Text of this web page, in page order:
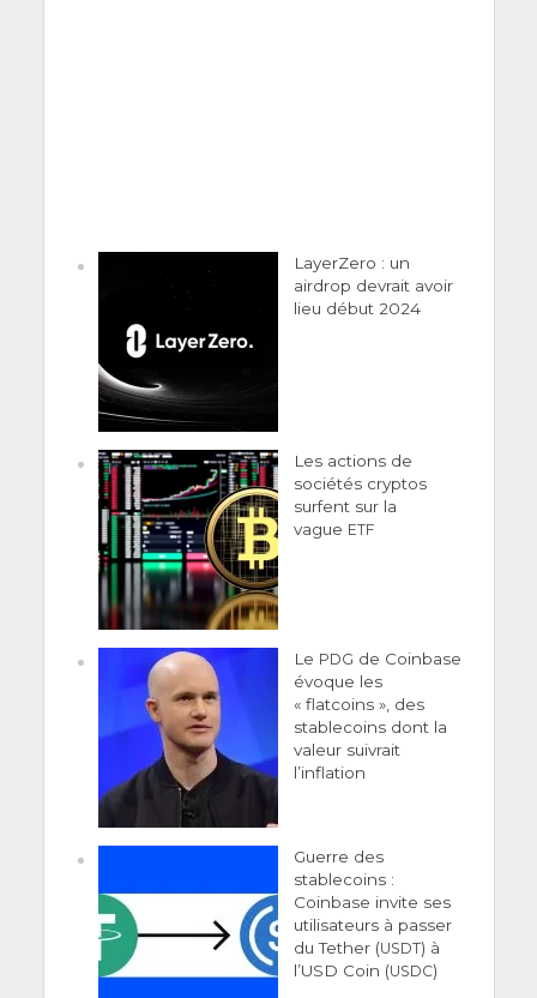
LayerZero : un
airdrop devrait avoir
lieu début 2024
Les actions de
sociétés cryptos
surfent sur la
vague ETF
Le PDG de Coinbase
évoque les
« flatcoins », des
stablecoins dont la
valeur suivrait
l’inflation
Guerre des
stablecoins :
Coinbase invite ses
utilisateurs à passer
du Tether (USDT) à
l’USD Coin (USDC)